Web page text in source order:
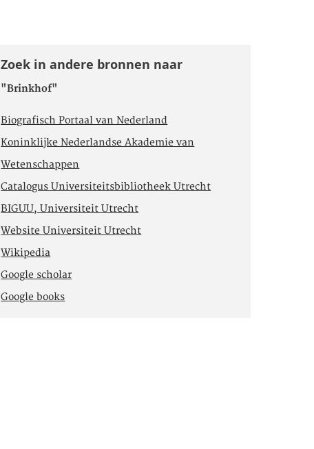
Zoek in andere bronnen naar
"Brinkhof"
Biografisch Portaal van Nederland
Koninklijke Nederlandse Akademie van
Wetenschappen
Catalogus Universiteitsbibliotheek Utrecht
BIGUU, Universiteit Utrecht
Website Universiteit Utrecht
Wikipedia
Google scholar
Google books